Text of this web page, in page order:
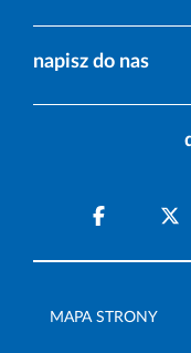
napisz do nas
MAPA STRONY